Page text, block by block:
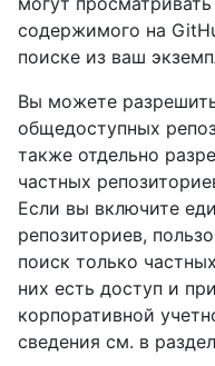
содержимого на
поиске из ваш
Вы можете
общедоступных
также отдельно
частных
Если вы включите
репозиториев,
поиск только
них есть доступ и
корпоративной
сведения см. в